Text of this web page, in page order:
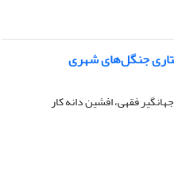
جنگل‌های شهری
فقهی، افشین دانه کار